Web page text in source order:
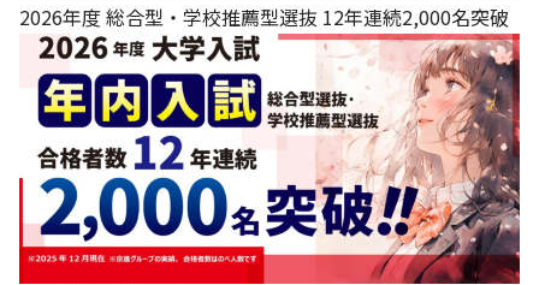
2026年度 総合型・学校推薦型選抜 12年連続2,000名突破